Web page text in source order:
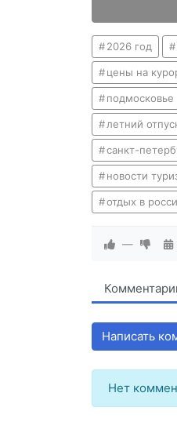
2026 год
цены на
подмосковье
летний
санкт-
новости
отдых в
—
Написать
Нет